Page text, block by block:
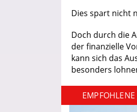
Dies spart nicht
Doch durch die
der finanzielle
kann sich das
besonders